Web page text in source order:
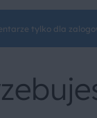
tylko dla